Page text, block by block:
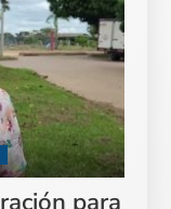
para